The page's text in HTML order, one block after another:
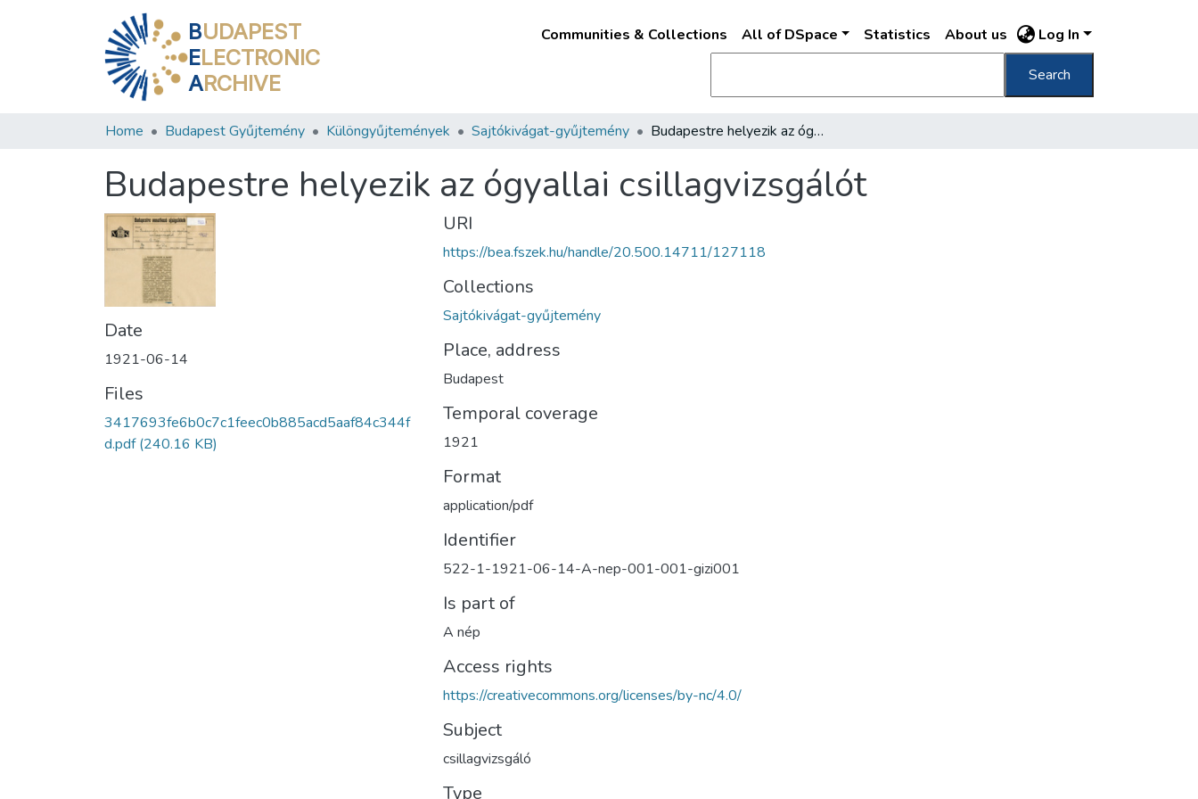
BUDAPEST
ELECTRONIC
ARCHIVE
Communities & Collections All of DSpace Statistics About us Log In
Search
Home Budapest Gyűjtemény Különgyűjtemények Sajtókivágat-gyűjtemény Budapestre helyezik az ógyallai csillagvizsgálót
Budapestre helyezik az ógyallai csillagvizsgálót
Date
1921-06-14
Files
3417693fe6b0c7c1feec0b885acd5aaf84c344f
d.pdf(240.16 KB)
URI
https://bea.fszek.hu/handle/20.500.14711/127118
Collections
Sajtókivágat-gyűjtemény
Place, address
Budapest
Temporal coverage
1921
Format
application/pdf
Identifier
522-1-1921-06-14-A-nep-001-001-gizi001
Is part of
A nép
Access rights
https://creativecommons.org/licenses/by-nc/4.0/
Subject
csillagvizsgáló
Type